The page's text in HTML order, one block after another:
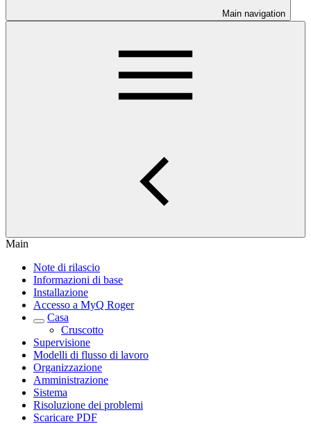
Main navigation
Main
Note di rilascio
Informazioni di base
Installazione
Accesso a MyQ Roger
Casa
Cruscotto
Supervisione
Modelli di flusso di lavoro
Organizzazione
Amministrazione
Sistema
Risoluzione dei problemi
Scaricare PDF